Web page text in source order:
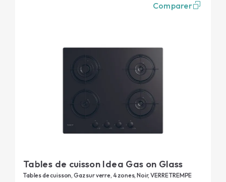
Comparer
Tables de cuisson Idea Gas on Glass
Tables de cuisson, Gaz sur verre, 4 zones, Noir, VERRE TREMPE